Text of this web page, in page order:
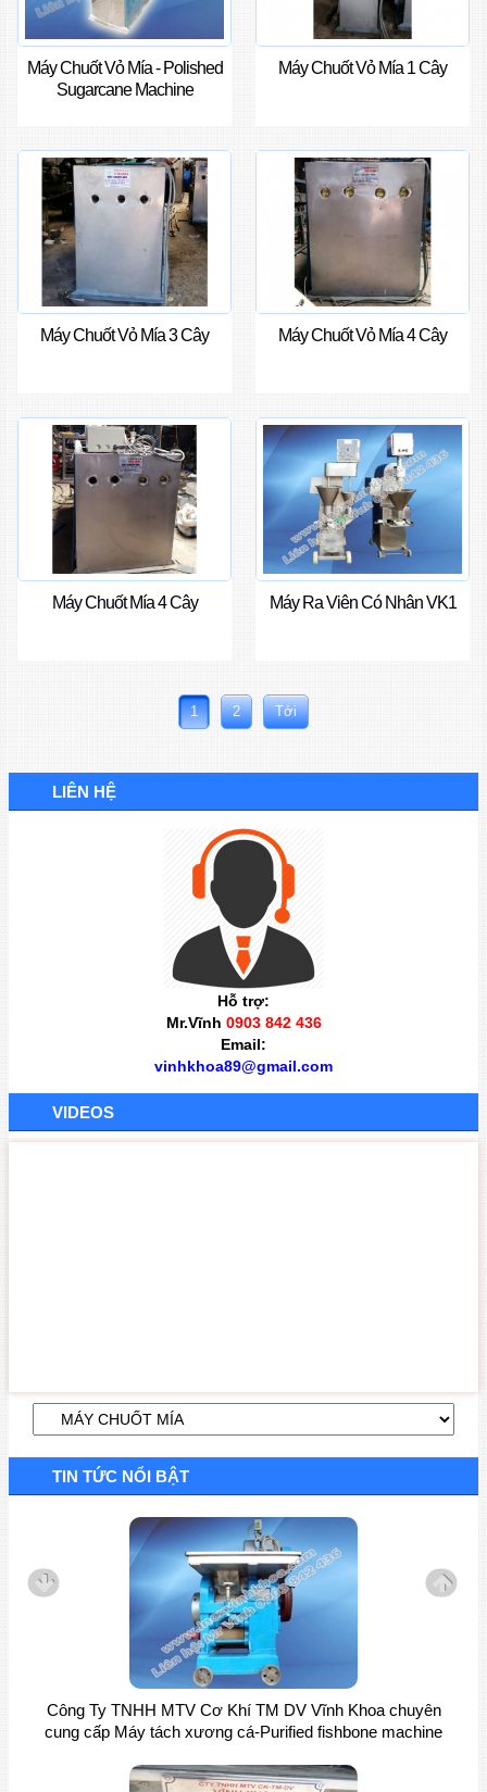
Máy Chuốt Vỏ Mía - Polished
Sugarcane Machine
Máy Chuốt Vỏ Mía 1 Cây
Máy Chuốt Vỏ Mía 3 Cây Máy Chuốt Vỏ Mía 4 Cây
Máy Chuốt Mía 4 Cây Máy Ra Viên Có Nhân VK1
1 2 Tới
LIÊN HỆ
Hỗ trợ:
Mr.Vĩnh 0903 842 436
Email:
vinhkhoa89@gmail.com
VIDEOS
TIN TỨC NỔI BẬT
Công Ty TNHH MTV Cơ Khí TM DV Vĩnh Khoa chuyên
cung cấp Máy tách xương cá-Purified fishbone machine